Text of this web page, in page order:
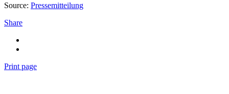
Source: Pressemitteilung
Share
Print page